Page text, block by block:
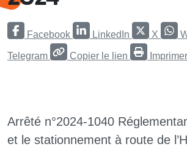
Facebook LinkedIn X
Telegram Copier le lien
Arrêté n°2024-1040
et le stationnement à route de